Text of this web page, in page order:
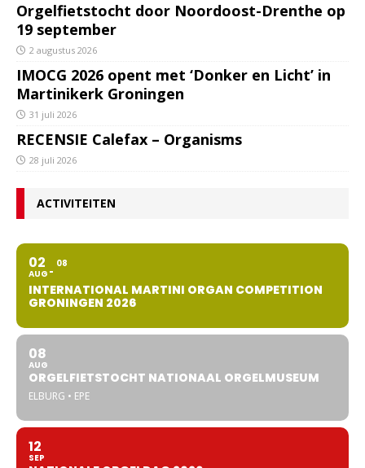
Orgelfietstocht door Noordoost-Drenthe op
19 september
2 augustus 2026
IMOCG 2026 opent met ‘Donker en Licht’ in
Martinikerk Groningen
31 juli 2026
RECENSIE Calefax – Organisms
28 juli 2026
ACTIVITEITEN
02
AUG
08
INTERNATIONAL MARTINI ORGAN COMPETITION
GRONINGEN 2026
08
AUG
ORGELFIETSTOCHT NATIONAAL ORGELMUSEUM
ELBURG • EPE
12
SEP